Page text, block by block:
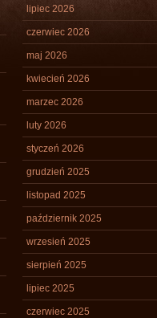
lipiec 2026
czerwiec 2026
maj 2026
kwiecień 2026
marzec 2026
luty 2026
styczeń 2026
grudzień 2025
listopad 2025
październik 2025
wrzesień 2025
sierpień 2025
lipiec 2025
czerwiec 2025